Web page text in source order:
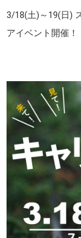
3/18(土)～19(日)
アイベント開催！